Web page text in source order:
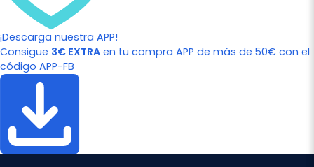
¡Descarga nuestra APP!
Consigue 3€ EXTRA en tu compra APP de más de 50€ con el
código APP-FB